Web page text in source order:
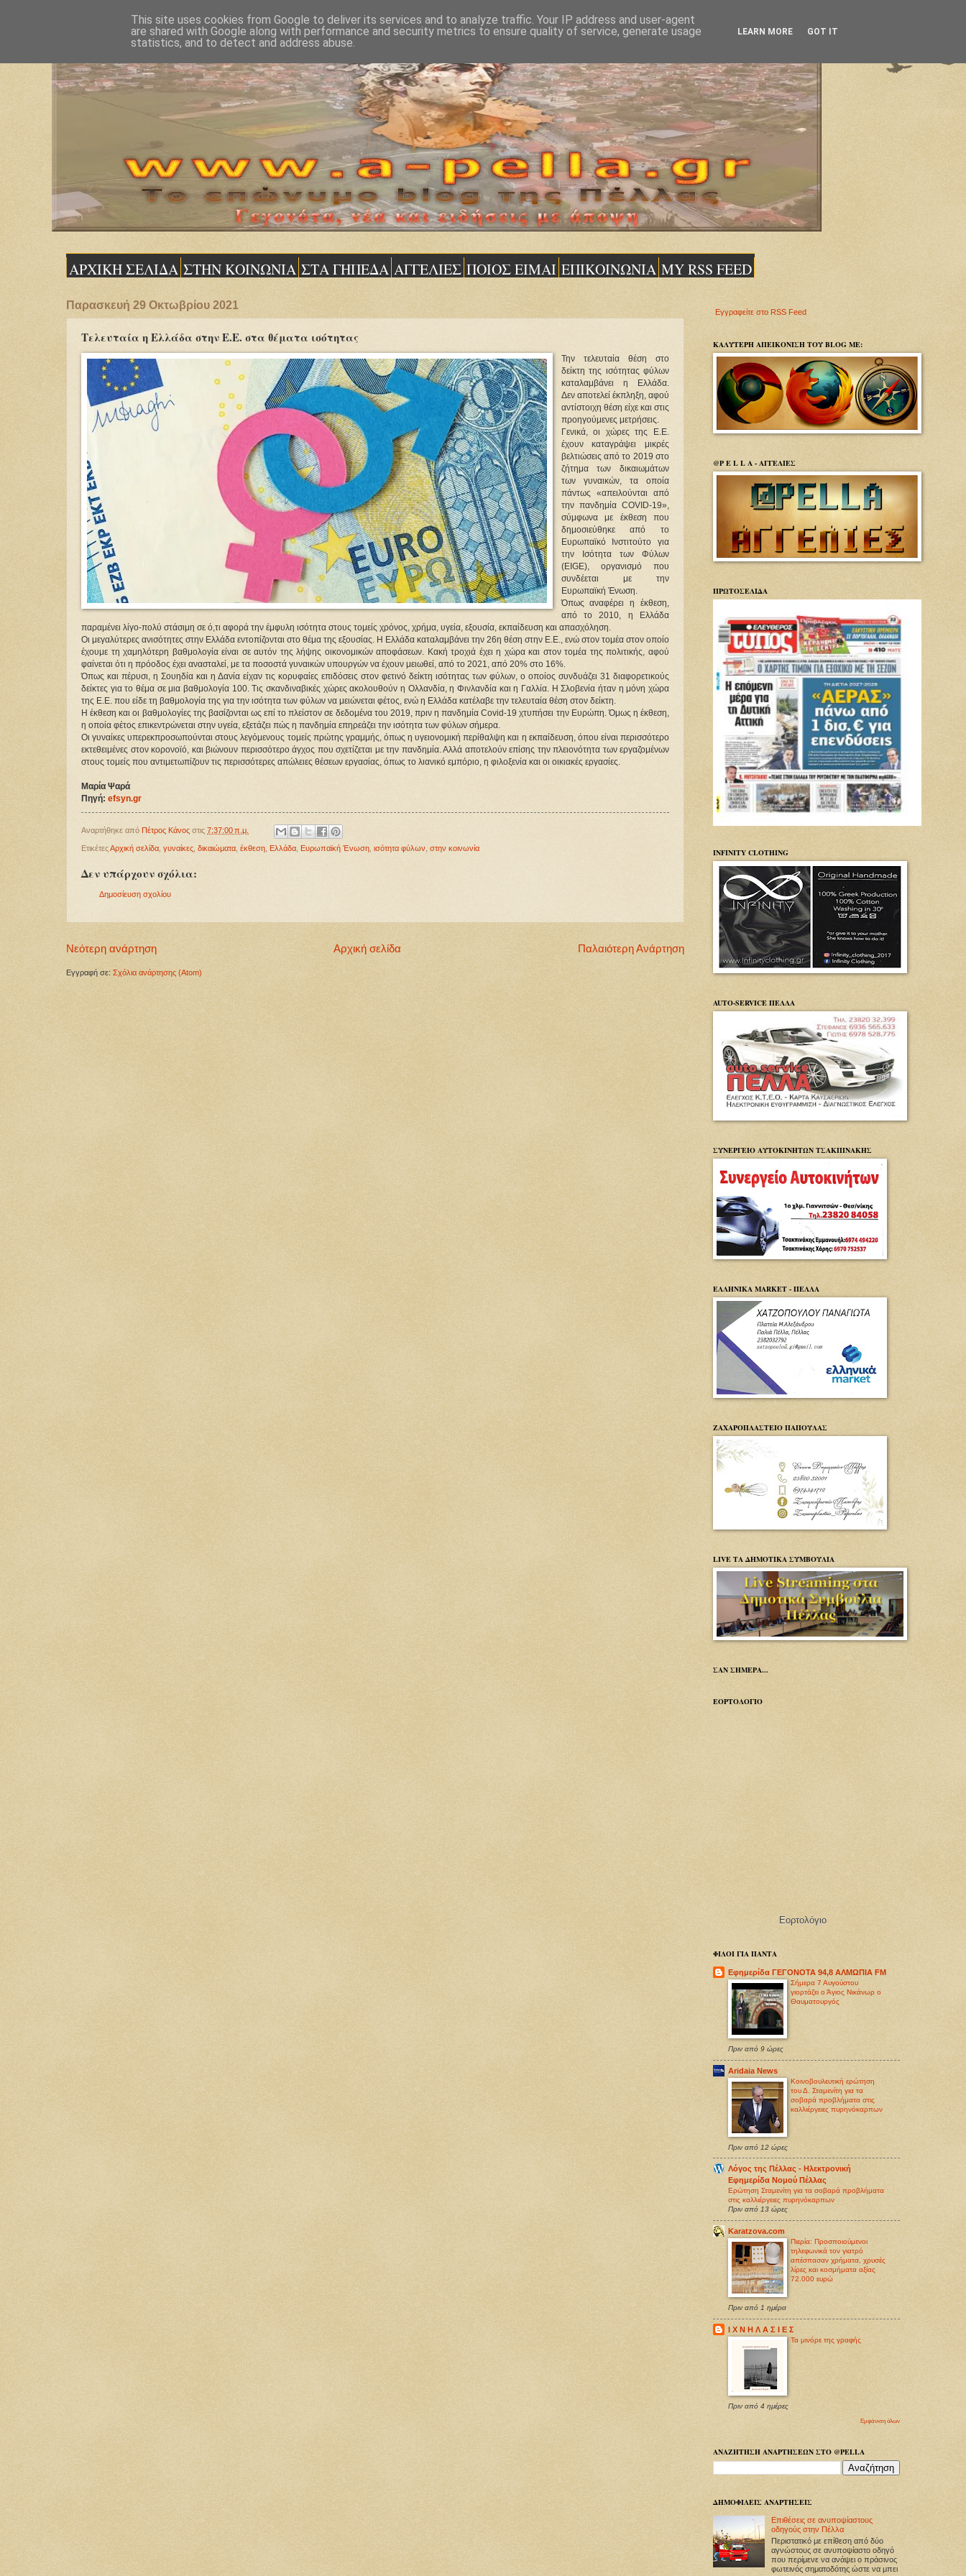
ΑΡΧΙΚΗ ΣΕΛΙΔΑ ΣΤΗΝ ΚΟΙΝΩΝΙΑ ΣΤΑ ΓΗΠΕΔΑ ΑΓΓΕΛΙΕΣ ΠΟΙΟΣ ΕΙΜΑΙ ΕΠΙΚΟΙΝΩΝΙΑ MY RSS FEED
Παρασκευή 29 Οκτωβρίου 2021
Τελευταία η Ελλάδα στην Ε.Ε. στα θέματα ισότητας
Την τελευταία θέση στο
δείκτη της ισότητας φύλων
καταλαμβάνει η Ελλάδα.
Δεν αποτελεί έκπληξη, αφού
αντίστοιχη θέση είχε και στις
προηγούμενες μετρήσεις.
Γενικά, οι χώρες της Ε.Ε.
έχουν καταγράψει μικρές
βελτιώσεις από το 2019 στο
ζήτημα των δικαιωμάτων
των γυναικών, τα οποία
πάντως «απειλούνται από
την πανδημία COVID-19»,
σύμφωνα με έκθεση που
δημοσιεύθηκε από το
Ευρωπαϊκό Ινστιτούτο για
την Ισότητα των Φύλων
(EIGE), οργανισμό που
συνδέεται με την
Ευρωπαϊκή Ένωση.
Όπως αναφέρει η έκθεση,
από το 2010, η Ελλάδα
παραμένει λίγο-πολύ στάσιμη σε ό,τι αφορά την έμφυλη ισότητα στους τομείς χρόνος, χρήμα, υγεία, εξουσία, εκπαίδευση και απασχόληση.
Οι μεγαλύτερες ανισότητες στην Ελλάδα εντοπίζονται στο θέμα της εξουσίας. Η Ελλάδα καταλαμβάνει την 26η θέση στην Ε.Ε., ενώ στον τομέα στον οποίο
έχουμε τη χαμηλότερη βαθμολογία είναι σε αυτόν της λήψης οικονομικών αποφάσεων. Κακή τροχιά έχει η χώρα και στον τομέα της πολιτικής, αφού
φαίνεται ότι η πρόοδος έχει ανασταλεί, με τα ποσοστά γυναικών υπουργών να έχουν μειωθεί, από το 2021, από 20% στο 16%.
Όπως και πέρυσι, η Σουηδία και η Δανία είχαν τις κορυφαίες επιδόσεις στον φετινό δείκτη ισότητας των φύλων, ο οποίος συνδυάζει 31 διαφορετικούς
δείκτες για το θέμα σε μια βαθμολογία 100. Τις σκανδιναβικές χώρες ακολουθούν η Ολλανδία, η Φινλανδία και η Γαλλία. Η Σλοβενία ήταν η μόνη χώρα
της Ε.Ε. που είδε τη βαθμολογία της για την ισότητα των φύλων να μειώνεται φέτος, ενώ η Ελλάδα κατέλαβε την τελευταία θέση στον δείκτη.
Η έκθεση και οι βαθμολογίες της βασίζονται ως επί το πλείστον σε δεδομένα του 2019, πριν η πανδημία Covid-19 χτυπήσει την Ευρώπη. Όμως η έκθεση,
η οποία φέτος επικεντρώνεται στην υγεία, εξετάζει πώς η πανδημία επηρεάζει την ισότητα των φύλων σήμερα.
Οι γυναίκες υπερεκπροσωπούνται στους λεγόμενους τομείς πρώτης γραμμής, όπως η υγειονομική περίθαλψη και η εκπαίδευση, όπου είναι περισσότερο
εκτεθειμένες στον κορονοϊό, και βιώνουν περισσότερο άγχος που σχετίζεται με την πανδημία. Αλλά αποτελούν επίσης την πλειονότητα των εργαζομένων
στους τομείς που αντιμετωπίζουν τις περισσότερες απώλειες θέσεων εργασίας, όπως το λιανικό εμπόριο, η φιλοξενία και οι οικιακές εργασίες.
Μαρία Ψαρά
Πηγή: efsyn.gr
Αναρτήθηκε από Πέτρος Κάνος στις 7:37:00 π.μ.
ΕτικέτεςΑρχική σελίδα γυναίκες δικαιώματα έκθεση Ελλάδα Ευρωπαϊκή Ένωση ισότητα φύλων στην κοινωνία
Δεν υπάρχουν σχόλια:
Δημοσίευση σχολίου
Νεότερη ανάρτηση Παλαιότερη Ανάρτηση
Αρχική σελίδα
Εγγραφή σε: Σχόλια ανάρτησης (Atom)
Εγγραφείτε στο RSS Feed
ΚΑΛΥΤΕΡΗ ΑΠΕΙΚΟΝΙΣΗ ΤΟΥ BLOG ΜΕ:
@P E L L A - ΑΓΓΕΛΙΕΣ
ΠΡΩΤΟΣΕΛΙΔΑ
INFINITY CLOTHING
AUTO-SERVICE ΠΕΛΛΑ
ΣΥΝΕΡΓΕΙΟ ΑΥΤΟΚΙΝΗΤΩΝ ΤΣΑΚΠΙΝΑΚΗΣ
ΕΛΛΗΝΙΚΑ MARKET - ΠΕΛΛΑ
ΖΑΧΑΡΟΠΛΑΣΤΕΙΟ ΠΑΠΟΥΛΑΣ
LIVE ΤΑ ΔΗΜΟΤΙΚΑ ΣΥΜΒΟΥΛΙΑ
ΣΑΝ ΣΗΜΕΡΑ...
ΕΟΡΤΟΛΟΓΙΟ
Εορτολόγιο
ΦΙΛΟΙ ΓΙΑ ΠΑΝΤΑ
Εφημερίδα ΓΕΓΟΝΟΤΑ 94,8 ΑΛΜΩΠΙΑ FM
Σήμερα 7 Αυγούστου
γιορτάζει ο Άγιος Νικάνωρ ο
Θαυματουργός
Πριν από 9 ώρες
Aridaia News
Κοινοβουλευτική ερώτηση
του Δ. Σταμενίτη για τα
σοβαρά προβλήματα στις
καλλιέργειες πυρηνόκαρπων
Πριν από 12 ώρες
Λόγος της Πέλλας - Ηλεκτρονική
Εφημερίδα Νομού Πέλλας
Ερώτηση Σταμενίτη για τα σοβαρά προβλήματα
στις καλλιέργειες πυρηνόκαρπων
Πριν από 13 ώρες
Karatzova.com
Πιερία: Προσποιούμενοι
τηλεφωνικά τον γιατρό
απέσπασαν χρήματα, χρυσές
λίρες και κοσμήματα αξίας
72.000 ευρώ
Πριν από 1 ημέρα
Ι Χ Ν Η Λ Α Σ Ι Ε Σ
Τα μινόρε της γραφής
Πριν από 4 ημέρες
Εμφάνιση όλων
ΑΝΑΖΗΤΗΣΗ ΑΝΑΡΤΗΣΕΩΝ ΣΤΟ @PELLA
ΔΗΜΟΦΙΛΕΙΣ ΑΝΑΡΤΗΣΕΙΣ
Επιθέσεις σε ανυποψίαστους
οδηγούς στην Πέλλα
Περιστατικό με επίθεση από δύο
αγνώστους σε ανυποψίαστο οδηγό
που περίμενε να ανάψει ο πράσινος
φωτεινός σηματοδότης ώστε να μπει
This site uses cookies from Google to deliver its services and to analyze traffic. Your IP address and user-agent
are shared with Google along with performance and security metrics to ensure quality of service, generate usage
statistics, and to detect and address abuse.
LEARN MORE GOT IT